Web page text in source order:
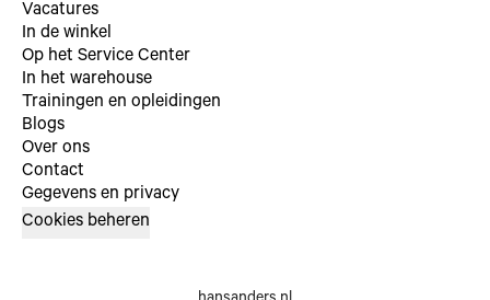
Vacatures
In de winkel
Op het Service Center
In het warehouse
Trainingen en opleidingen
Blogs
Over ons
Contact
Gegevens en privacy
Cookies beheren